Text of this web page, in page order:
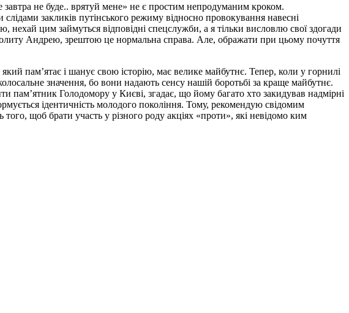
не буде.. врятуй мене» не є простим непродуманим кроком.
закликів путінського режиму відносно провокування навесні
нехай цим займуться відповідні спецслужби, а я тільки висловлю свої здогади
Андрею, зрештою це нормальна справа. Але, ображати при цьому почуття
пам’ятає і шанує свою історію, має велике майбутнє. Тепер, коли у горнилі
значення, бо вони надають сенсу нашій боротьбі за краще майбутнє.
Голодомору у Києві, згадає, що йому багато хто закидував надмірні
ідентичність молодого покоління. Тому, рекомендую свідомим
щоб брати участь у різного роду акціях «проти», які невідомо ким